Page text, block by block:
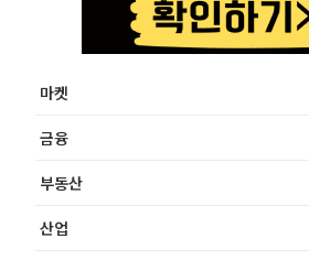
마켓
금융
부동산
산업